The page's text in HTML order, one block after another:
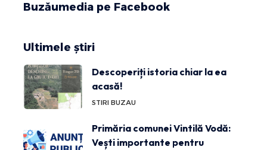
Buzăumedia pe Facebook
Ultimele știri
Descoperiți istoria chiar la ea
acasă!
STIRI BUZAU
Primăria comunei Vintilă Vodă:
Vești importante pentru